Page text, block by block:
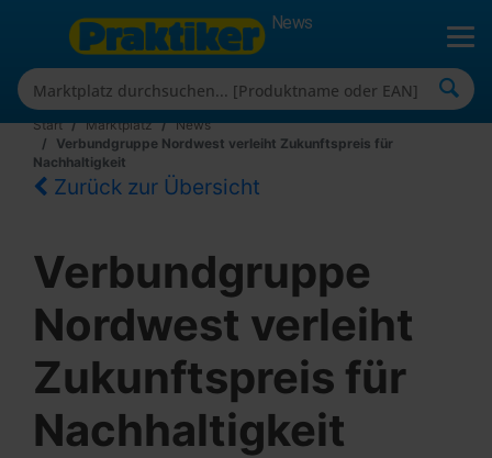
News
Start Marktplatz
News
Verbundgruppe Nordwest verleiht Zukunftspreis für
Nachhaltigkeit
Zurück zur Übersicht
Verbundgruppe
Nordwest verleiht
Zukunftspreis für
Nachhaltigkeit